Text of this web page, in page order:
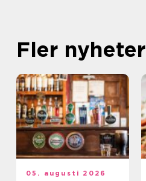
Fler nyheter
05. augusti 2026